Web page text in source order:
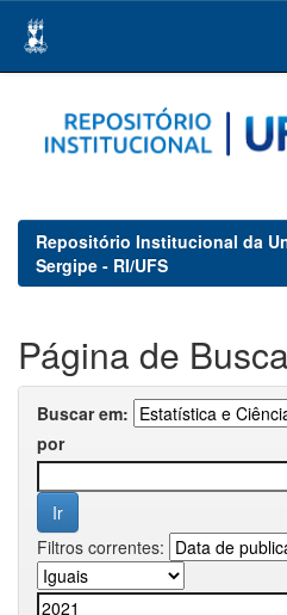
navigation
Repositório Institucional da
Sergipe - RI/UFS
Página de Busca
Buscar em:
por
Filtros correntes: